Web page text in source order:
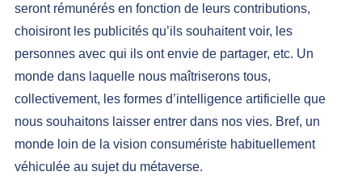
seront rémunérés en fonction de leurs contributions,
choisiront les publicités qu’ils souhaitent voir, les
personnes avec qui ils ont envie de partager, etc. Un
monde dans laquelle nous maîtriserons tous,
collectivement, les formes d’intelligence artificielle que
nous souhaitons laisser entrer dans nos vies. Bref, un
monde loin de la vision consumériste habituellement
véhiculée au sujet du métaverse.